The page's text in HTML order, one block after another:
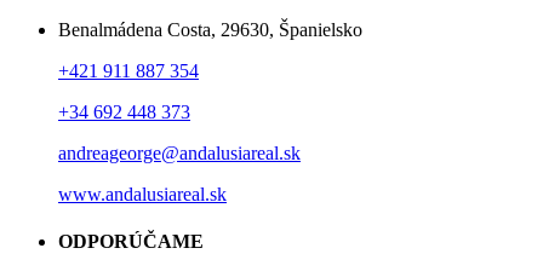
Benalmádena Costa, 29630, Španielsko
+421 911 887 354
+34 692 448 373
andreageorge@andalusiareal.sk
www.andalusiareal.sk
ODPORÚČAME